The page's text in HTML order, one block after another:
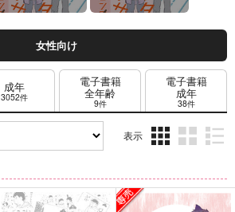
女性向け
成年
3052件
電子書籍
全年齢
9件
電子書籍
成年
38件
表示
ム
表
示
ム
表
示
ム
表